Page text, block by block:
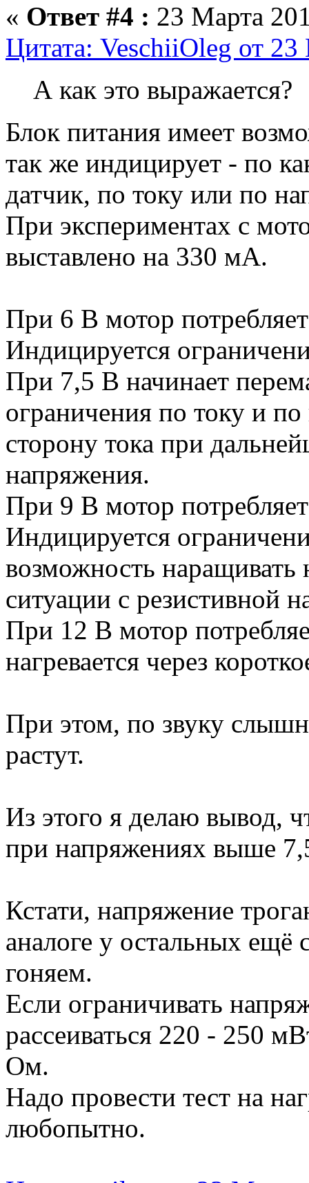
« Ответ #4 : 23 Марта
Цитата: VeschiiOleg от
А как это выражается?
Блок питания имеет
так же индицирует - по
датчик, по току или по
При экспериментах с
выставлено на 330 мА.
При 6 В мотор
Индицируется
При 7,5 В начинает
ограничения по току и
сторону тока при
напряжения.
При 9 В мотор
Индицируется
возможность наращивать
ситуации с резистивной
При 12 В мотор
нагревается через
При этом, по звуку
растут.
Из этого я делаю вывод,
при напряжениях выше
Кстати, напряжение
аналоге у остальных ещё
гоняем.
Если ограничивать
рассеиваться 220 - 250
Ом.
Надо провести тест на
любопытно.